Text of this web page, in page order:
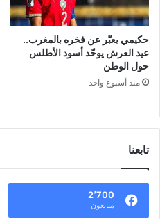
حكيمي يعبّر عن فخره بالمغرب..
عيد العرش يوحّد أسود الأطلس
حول الوطن
منذ أسبوع واحد
تابعنا
2٬700
متابعون